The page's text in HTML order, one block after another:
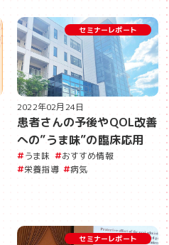
セミナーレポート
2022年02月24日
患者さんの予後やQOL改善
への”うま味”の臨床応用
うま味
おすすめ情報
栄養指導
病気
セミナーレポート